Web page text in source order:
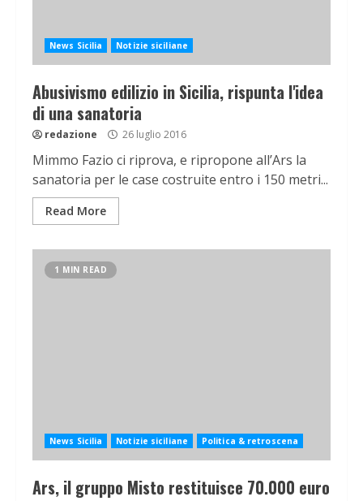
News Sicilia Notizie siciliane
Abusivismo edilizio in Sicilia, rispunta l'idea
di una sanatoria
redazione 26 luglio 2016
Mimmo Fazio ci riprova, e ripropone all’Ars la
sanatoria per le case costruite entro i 150 metri...
Read More
1 MIN READ
News Sicilia Notizie siciliane Politica & retroscena
Ars, il gruppo Misto restituisce 70.000 euro